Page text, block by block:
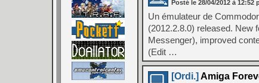
Posté le 28/04/2012 à 12:52
Un émulateur de
(2012.2.8.0) released. New
Messenger), improved
(Edit …
[Ordi.] Amiga